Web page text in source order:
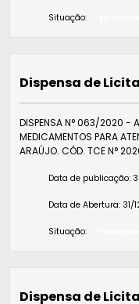
Situação:
Dispensa de
DISPENSA N° 063/2020 -
MEDICAMENTOS PARA
ARAÚJO. CÓD. TCE N°
Data de publicação:
Data de Abertura: 31/
Situação:
Dispensa de